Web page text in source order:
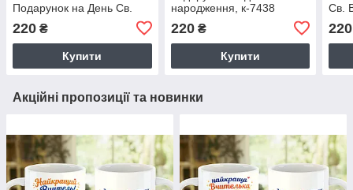
Подарунок на День Св.
220 ₴
Купити
народження, к-7438
220₴
Купити
Св.
220
Акційні пропозиції та новинки